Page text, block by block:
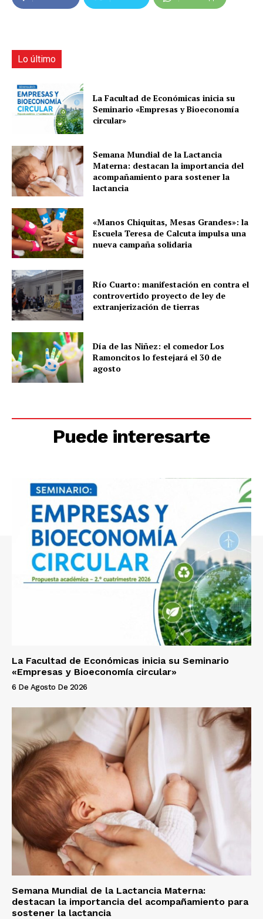
Lo último
La Facultad de Económicas inicia su
Seminario «Empresas y Bioeconomía
circular»
Semana Mundial de la Lactancia
Materna: destacan la importancia del
acompañamiento para sostener la
lactancia
«Manos Chiquitas, Mesas Grandes»: la
Escuela Teresa de Calcuta impulsa una
nueva campaña solidaria
Río Cuarto: manifestación en contra el
controvertido proyecto de ley de
extranjerización de tierras
Día de las Niñez: el comedor Los
Ramoncitos lo festejará el 30 de
agosto
Puede interesarte
La Facultad de Económicas inicia su Seminario
«Empresas y Bioeconomía circular»
6 De Agosto De 2026
Semana Mundial de la Lactancia Materna:
destacan la importancia del acompañamiento para
sostener la lactancia